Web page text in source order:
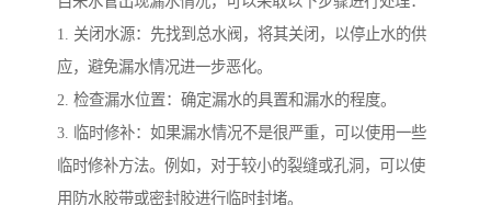
1. 关闭水源：先找到总水阀，将其关闭，以停止水的供
应，避免漏水情况进一步恶化。
2. 检查漏水位置：确定漏水的具置和漏水的程度。
3. 临时修补：如果漏水情况不是很严重，可以使用一些
临时修补方法。例如，对于较小的裂缝或孔洞，可以使
用防水胶带或密封胶进行临时封堵。